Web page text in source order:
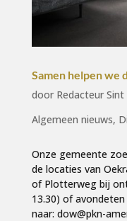
Samen helpen we
door Redacteur
Algemeen nieuws,
Onze gemeente
de locaties van
of Plotterweg bij
13.30) of
naar: dow@pkn-